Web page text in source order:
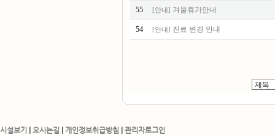
55 [안내] 겨울휴가안내
54 [안내] 진료 변경 안내
시설보기 오시는길 개인정보취급방침 관리자로그인